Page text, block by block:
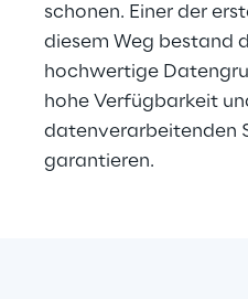
schonen. Einer der
diesem Weg bestand
hochwertige
hohe Verfügbarkeit
datenverarbeitenden
garantieren.